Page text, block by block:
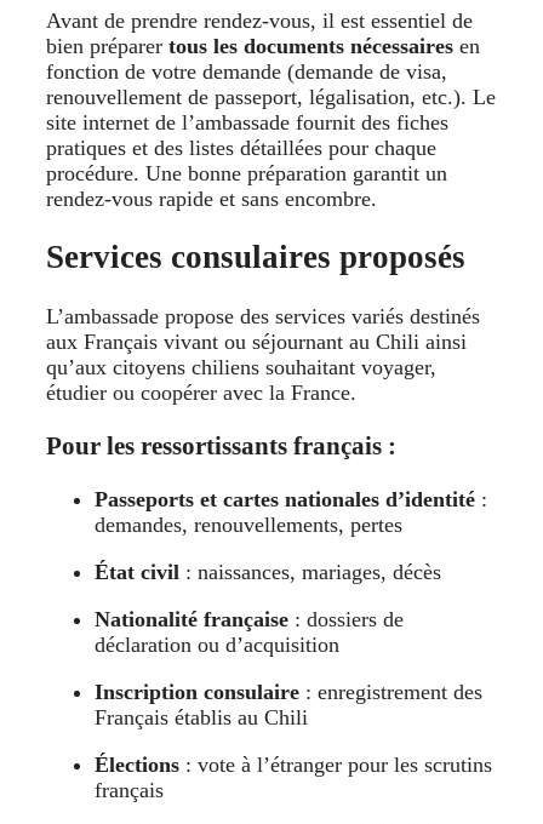
Avant de prendre rendez-vous, il est essentiel de
bien préparer tous les documents nécessaires en
fonction de votre demande (demande de visa,
renouvellement de passeport, légalisation, etc.). Le
site internet de l’ambassade fournit des fiches
pratiques et des listes détaillées pour chaque
procédure. Une bonne préparation garantit un
rendez-vous rapide et sans encombre.
Services consulaires proposés
L’ambassade propose des services variés destinés
aux Français vivant ou séjournant au Chili ainsi
qu’aux citoyens chiliens souhaitant voyager,
étudier ou coopérer avec la France.
Pour les ressortissants français :
Passeports et cartes nationales d’identité :
demandes, renouvellements, pertes
État civil : naissances, mariages, décès
Nationalité française : dossiers de
déclaration ou d’acquisition
Inscription consulaire : enregistrement des
Français établis au Chili
Élections : vote à l’étranger pour les scrutins
français